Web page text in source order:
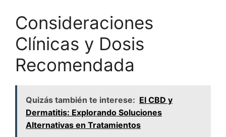
Consideraciones
Clínicas y Dosis
Recomendada
Quizás también te interese: El CBD y
Dermatitis: Explorando Soluciones
Alternativas en Tratamientos